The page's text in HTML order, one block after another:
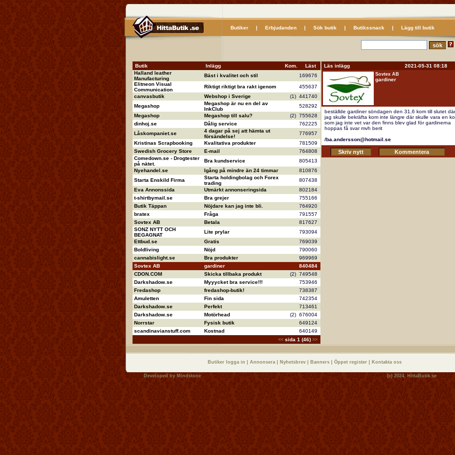
Butiker| Erbjudanden| Sök butik | Butikssnack | Lägg till butik
Butik Inlägg Kom.
Läst
Halland leather
Manufacturing
Bäst i kvalitet och stil
169676
Elitneon Visual
Communication
Riktigt riktigt bra rakt igenom
455637
canvasbutik
Webshop i Sverige (1) 441740
Megashop
Megashop är nu en del av
InkClub
528292
Megashop
Megashop till salu? (2) 755628
dinhoj.se
Dålig service
762225
Låskompaniet.se
4 dagar på sej att hämta ut
försändelse!
776957
Kristinas Scrapbooking
Kvalitativa produkter
781509
Swedish Grocery Store
E-mail
764808
Comedown.se - Drogtester
på nätet.
Bra kundservice
805413
Nyehandel.se
Igång på mindre än 24 timmar
810876
Starta Enskild Firma
Starta holdingbolag och Forex
trading
807438
Eva Annonssida
Utmärkt annonseringsida
802184
t-shirtbymail.se
Bra grejer
755166
Butik Täppan
Nöjdare kan jag inte bli.
764920
bratex
Fråga
791557
Sovtex AB
Betala
817627
SONZ NYTT OCH
BEGAGNAT
Lite prylar
793094
Ettbud.se
Gratis
769039
Boldliving
Nöjd
790060
cannabislight.se
Bra produkter
969969
Sovtex AB
gardiner
840484
CDON.COM
Skicka tillbaka produkt (2) 749548
Darkshadow.se
Myyycket bra service!!!
753946
Fredashop
fredashop-butik!
738387
Amuletten
Fin sida
742354
Darkshadow.se
Perfekt
713461
Darkshadow.se
Motörhead (2) 676004
Norrstar
Fysisk butik
649124
scandinavianstuff.com
Kostnad 640149
<< sida 1 (46) >>
Läs inlägg 2021-05-31 08:18
Sovtex AB
gardiner
beställde gardiner söndagen den 31,6 kom till slutet där
jag skulle bekräfta kom inte längre där skulle vara en
som jag inte vet var den finns blev glad för gardinerna
hoppas få svar mvh berit
/ba.andersson@hotmail.se
Butiker logga in Annonsera Nyhetsbrev Banners Öppet register Kontakta oss
Developed by Mindstone (c) 2024, HittaButik.se